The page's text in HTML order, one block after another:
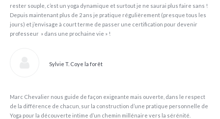
rester souple, c’est un yoga dynamique et surtout je ne saurai plus faire sans !
Depuis maintenant plus de 2 ans je pratique régulièrement (presque tous les
jours) et j’envisage à court terme de passer une certification pour devenir
professeur » dans une prochaine vie » !
Sylvie T. Coye la forêt
Marc Chevalier nous guide de façon exigeante mais ouverte, dans le respect
de la différence de chacun, sur la construction d’une pratique personnelle de
Yoga pour la découverte intime d’un chemin millénaire vers la sérénité.